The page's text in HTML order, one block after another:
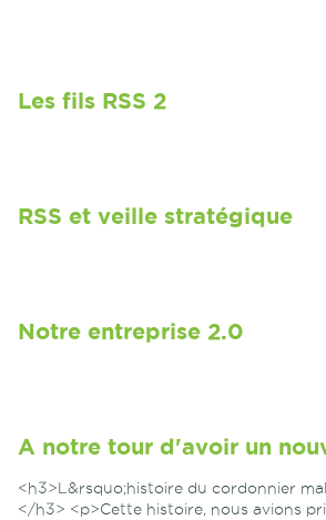
Les fils RSS 2
RSS et veille stratégique
Notre entreprise 2.0
A notre tour d'avoir un
<h3>L&rsquo;histoire du cordonnier
</h3> <p>Cette histoire, nous avions